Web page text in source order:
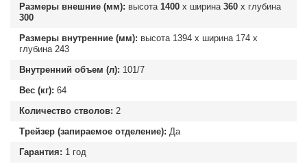
Размеры внешние (мм): высота 1400 х ширина 360 х глубина
300
Размеры внутренние (мм): высота 1394 х ширина 174 х
глубина 243
Внутренний объем (л): 101/7
Вес (кг): 64
Количество стволов: 2
Трейзер (запираемое отделение): Да
Гарантия: 1 год